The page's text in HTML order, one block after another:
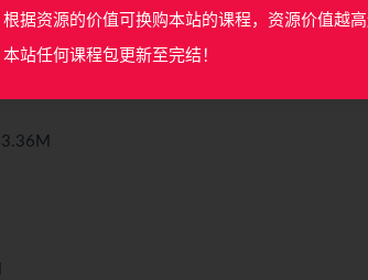
根据资源的价值可换购本站的课程，资源价值越高
本站任何课程包更新至完结！